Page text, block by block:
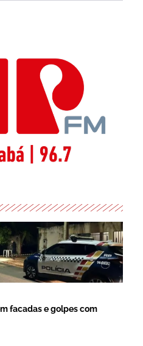
facadas e golpes com